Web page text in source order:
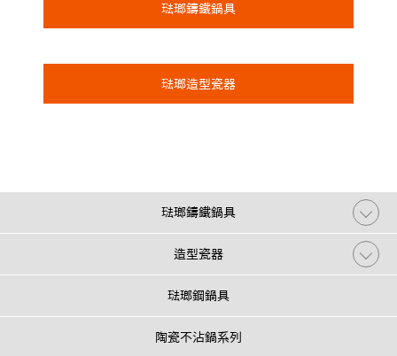
琺瑯鑄鐵鍋具
琺瑯造型瓷器
琺瑯鑄鐵鍋具
造型瓷器
琺瑯鋼鍋具
陶瓷不沾鍋系列